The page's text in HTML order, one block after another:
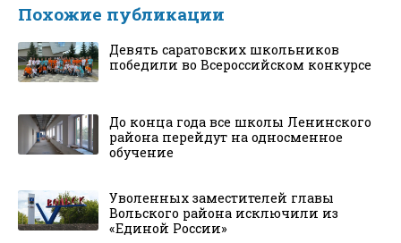
Похожие публикации
Девять саратовских школьников
победили во Всероссийском конкурсе
До конца года все школы Ленинского
района перейдут на односменное
обучение
Уволенных заместителей главы
Вольского района исключили из
«Единой России»